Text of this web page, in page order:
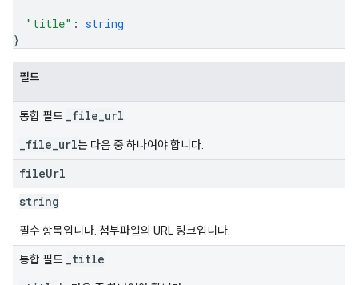
"title" : string
}
필드
통합 필드 _file_url
_file_url는 다음 중 하나여야 합니다.
fileUrl
string
필수 항목입니다. 첨부파일의 URL 링크입니다.
통합 필드 _title